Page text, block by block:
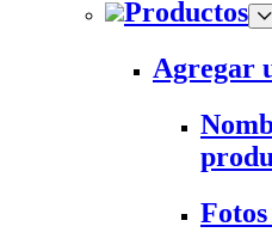
Productos
Agregar